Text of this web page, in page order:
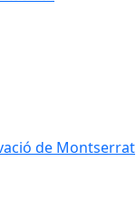
de Montserrat